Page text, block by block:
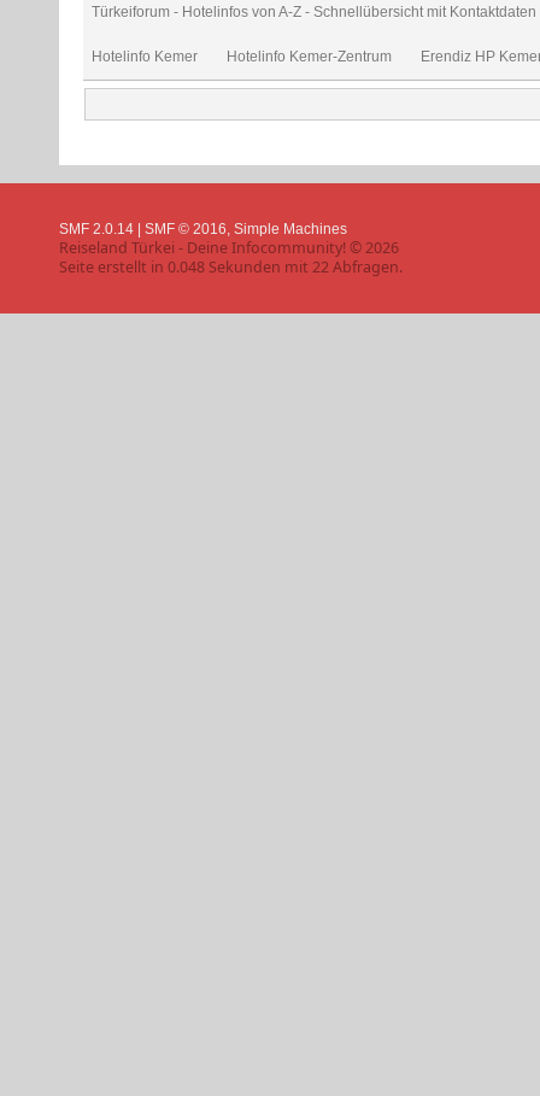
Türkeiforum - Hotelinfos von A-Z - Schnellübersicht mit
Hotelinfo Kemer Hotelinfo Kemer-Zentrum Erendiz HP
SMF 2.0.14 SMF © 2016, Simple Machines
Reiseland Türkei - Deine Infocommunity! © 2026
Seite erstellt in 0.048 Sekunden mit 22 Abfragen.